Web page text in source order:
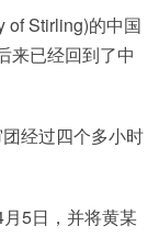
of Stirling)的中国
来已经回到了中
经过四个多小时
5日，并将黄某